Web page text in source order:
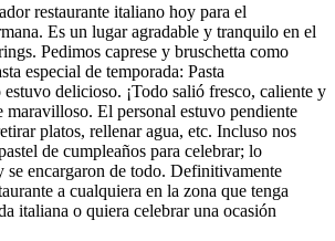
restaurante italiano hoy para el
Es un lugar agradable y tranquilo en el
Pedimos caprese y bruschetta como
especial de temporada: Pasta
delicioso. ¡Todo salió fresco, caliente y
El personal estuvo pendiente
platos, rellenar agua, etc. Incluso nos
de cumpleaños para celebrar; lo
se encargaron de todo. Definitivamente
a cualquiera en la zona que tenga
italiana o quiera celebrar una ocasión